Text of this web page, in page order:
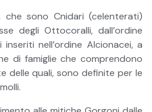
che sono Cnidari (celenterati)
degli Ottocoralli, dall’ordine
nell’ordine Alcionacei, a
di famiglie che comprendono
delle quali, sono definite per le